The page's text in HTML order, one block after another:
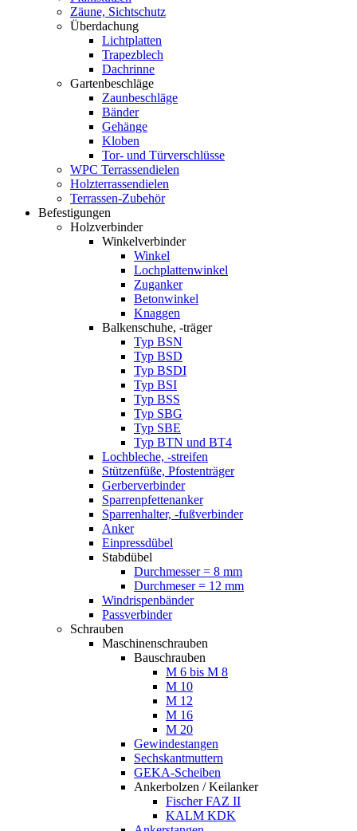
Zäune, Sichtschutz
Überdachung
Lichtplatten
Trapezblech
Dachrinne
Gartenbeschläge
Zaunbeschläge
Bänder
Gehänge
Kloben
Tor- und Türverschlüsse
WPC Terrassendielen
Holzterrassendielen
Terrassen-Zubehör
Befestigungen
Holzverbinder
Winkelverbinder
Winkel
Lochplattenwinkel
Zuganker
Betonwinkel
Knaggen
Balkenschuhe, -träger
Typ BSN
Typ BSD
Typ BSDI
Typ BSI
Typ BSS
Typ SBG
Typ SBE
Typ BTN und BT4
Lochbleche, -streifen
Stützenfüße, Pfostenträger
Gerberverbinder
Sparrenpfettenanker
Sparrenhalter, -fußverbinder
Anker
Einpressdübel
Stabdübel
Durchmesser = 8 mm
Durchmeser = 12 mm
Windrispenbänder
Passverbinder
Schrauben
Maschinenschrauben
Bauschrauben
M 6 bis M 8
M 10
M 12
M 16
M 20
Gewindestangen
Sechskantmuttern
GEKA-Scheiben
Ankerbolzen / Keilanker
Fischer FAZ II
KALM KDK